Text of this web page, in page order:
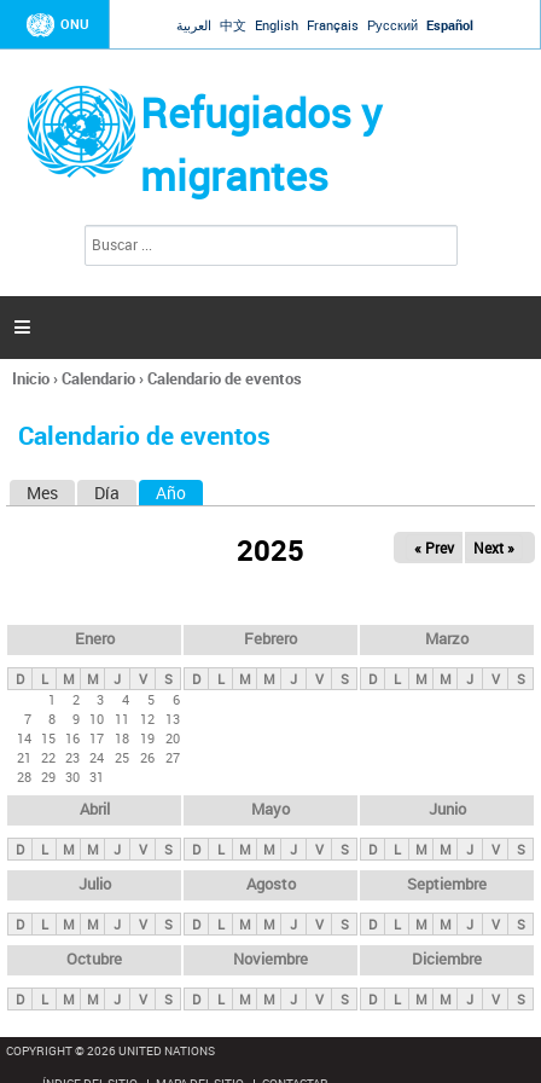
Jump to navigation
ONU العربية 中文 English Français Русский Español
Refugiados y
migrantes
l
d
s

Se
usted
Inicio›Calendario›Calendario de eventos
Calendario de eventos
s
p
n
i
p
a
l
s
Mes Día Año
2025 « Prev Next »
Enero
D L M M J V
S
1
2 3 4 5
6
7
8 9 10 11 12
13
14 15 16 17 18 19 20
21
22 23 24 25 26 27
28 29 30 31
Febrero
D L M M J V S
Marzo
D L M M J V S
Abril
D L M M J V S
Mayo
D L M M J V S
Junio
D L M M J V S
Julio
D L M M J V S
Agosto
D L M M J V S
Septiembre
D L M M J V S
Octubre
D L M M J V S
Noviembre
D L M M J V S
Diciembre
D L M M J V S
COPYRIGHT © 2026 UNITED NATIONS